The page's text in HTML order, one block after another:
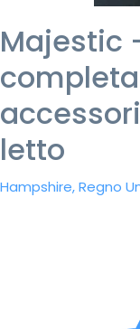
Majestic
letto
Hampshire, Regno